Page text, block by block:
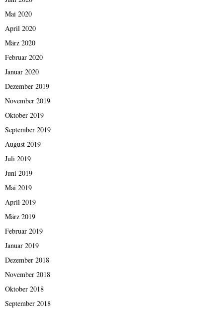
Mai 2020
April 2020
März 2020
Februar 2020
Januar 2020
Dezember 2019
November 2019
Oktober 2019
September 2019
August 2019
Juli 2019
Juni 2019
Mai 2019
April 2019
März 2019
Februar 2019
Januar 2019
Dezember 2018
November 2018
Oktober 2018
September 2018